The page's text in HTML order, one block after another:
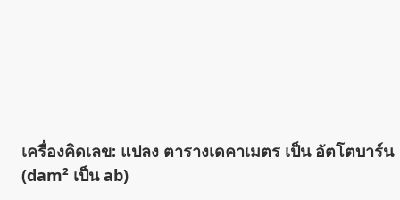
เครื่องคิดเลข: แปลง ตารางเดคาเมตร เป็น อัตโตบาร์น
(dam² เป็น ab)